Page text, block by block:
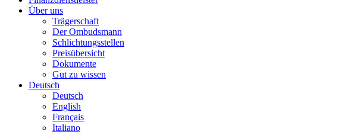
Über uns
Trägerschaft
Der Ombudsmann
Schlichtungsstellen
Preisübersicht
Dokumente
Gut zu wissen
Deutsch
Deutsch
English
Français
Italiano